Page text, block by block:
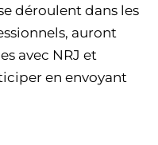
déroulent dans les
auront
avec NRJ et
en envoyant